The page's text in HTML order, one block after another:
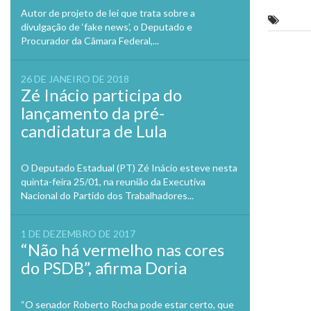
Autor de projeto de lei que trata sobre a
divulgação de ‘fake news’, o Deputado e
Procurador da Câmara Federal,...
26 DE JANEIRO DE 2018
Zé Inácio participa do
lançamento da pré-
candidatura de Lula
O Deputado Estadual (PT) Zé Inácio esteve nesta
quinta-feira 25/01, na reunião da Executiva
Nacional do Partido dos Trabalhadores...
1 DE DEZEMBRO DE 2017
“Não há vermelho nas cores
do PSDB”, afirma Doria
“O senador Roberto Rocha pode estar certo, que